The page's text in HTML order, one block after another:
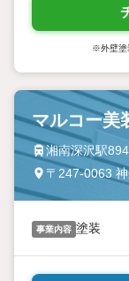
※外壁塗
マルコー美
湘南深沢駅
〒247-0063
事業内容 塗装